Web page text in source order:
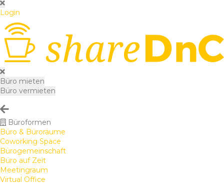
Login
Büro mieten
Büro vermieten
Büroformen
Büro & Büroräume
Coworking Space
Bürogemeinschaft
Büro auf Zeit
Meetingraum
Virtual Office